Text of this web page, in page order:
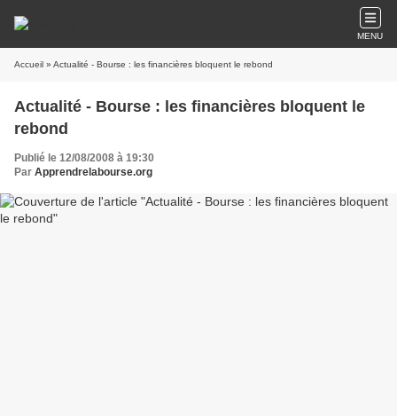
MENU
Accueil » Actualité - Bourse : les financières bloquent le rebond
Actualité - Bourse : les financières bloquent le
rebond
Publié le 12/08/2008 à 19:30
Par Apprendrelabourse.org